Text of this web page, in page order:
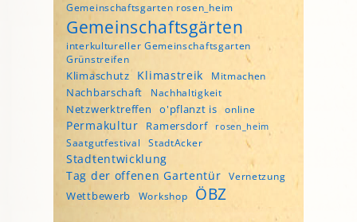
Gemeinschaftsgarten rosen_heim
Gemeinschaftsgärten
interkultureller Gemeinschaftsgarten
Grünstreifen
Klimaschutz Klimastreik Mitmachen
Nachbarschaft Nachhaltigkeit
Netzwerktreffen o'pflanzt is online
Permakultur Ramersdorf rosen_heim
Saatgutfestival StadtAcker
Stadtentwicklung
Tag der offenen Gartentür
Vernetzung
Wettbewerb Workshop ÖBZ